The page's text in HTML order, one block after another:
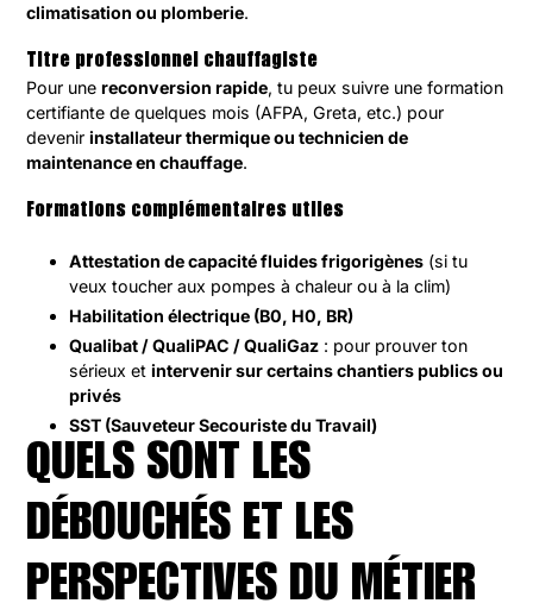
climatisation ou plomberie.
Titre professionnel chauffagiste
Pour unereconversion rapide, tu peux suivre une formation
certifiante de quelques mois (AFPA, Greta, etc.) pour
devenirinstallateur thermique ou technicien de
maintenance en chauffage.
Formations complémentaires utiles
Attestation de capacité fluides frigorigènes (si tu
veux toucher aux pompes à chaleur ou à la clim)
Habilitation électrique (B0, H0, BR)
Qualibat / QualiPAC / QualiGaz : pour prouver ton
sérieux etintervenir sur certains chantiers publics ou
privés
SST (Sauveteur Secouriste du Travail)
QUELS SONT LES
DÉBOUCHÉS ET LES
PERSPECTIVES DU MÉTIER